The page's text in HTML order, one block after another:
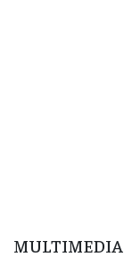
MULTIMEDIA